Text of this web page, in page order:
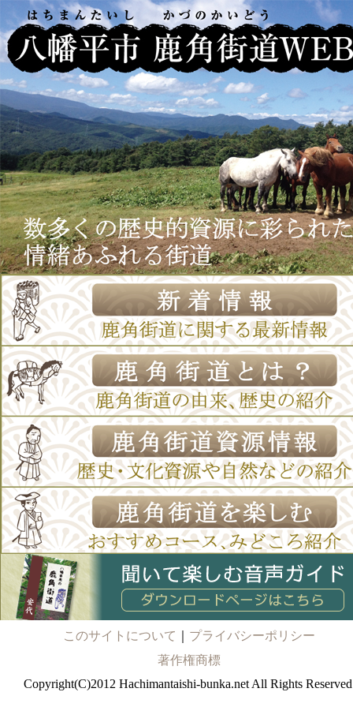
このサイトについて
プライバシーポリシー
著作権商標
Copyright(C)2012 Hachimantaishi-bunka.net All Rights